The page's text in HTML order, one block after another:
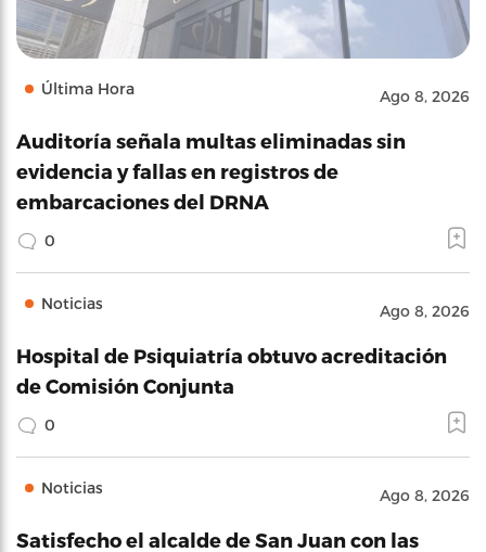
Última Hora Ago 8, 2026
Auditoría señala multas eliminadas sin
evidencia y fallas en registros de
embarcaciones del DRNA
0
Noticias Ago 8, 2026
Hospital de Psiquiatría obtuvo acreditación
de Comisión Conjunta
0
Noticias Ago 8, 2026
Satisfecho el alcalde de San Juan con las